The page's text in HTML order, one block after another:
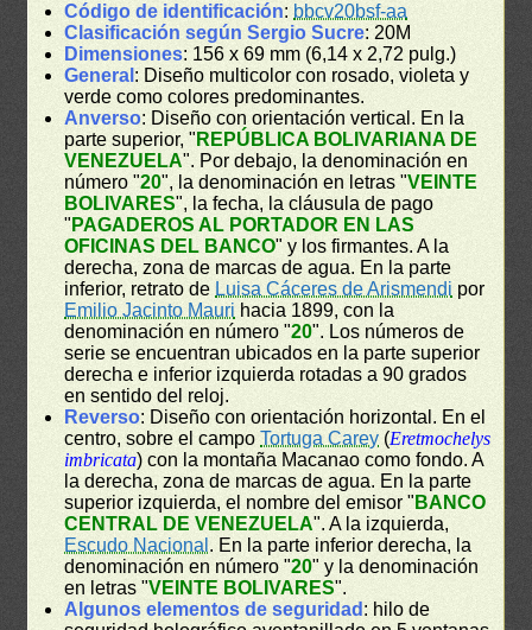
Código de identificación: bbcv20bsf-aa
Clasificación según Sergio Sucre: 20M
Dimensiones: 156 x 69 mm (6,14 x 2,72 pulg.)
General : Diseño multicolor con rosado, violeta y
verde como colores predominantes.
Anverso: Diseño con orientación vertical. En la
parte superior, " REPÚBLICA BOLIVARIANA DE
VENEZUELA". Por debajo, la denominación en
número "20", la denominación en letras "VEINTE
BOLIVARES", la fecha, la cláusula de pago
" PAGADEROS AL PORTADOR EN LAS
OFICINAS DEL BANCO" y los firmantes. A la
derecha, zona de marcas de agua. En la parte
inferior, retrato de Luisa Cáceres de Arismendi por
Emilio Jacinto Mauri hacia 1899, con la
denominación en número "20". Los números de
serie se encuentran ubicados en la parte superior
derecha e inferior izquierda rotadas a 90 grados
en sentido del reloj.
Reverso: Diseño con orientación horizontal. En el
centro, sobre el campoTortuga Carey (Eretmochelys
imbricata) con la montaña Macanao como fondo. A
la derecha, zona de marcas de agua. En la parte
superior izquierda, el nombre del emisor " BANCO
CENTRAL DE VENEZUELA". A la izquierda,
Escudo Nacional . En la parte inferior derecha, la
denominación en número "20" y la denominación
en letras "VEINTE BOLIVARES".
Algunos elementos de seguridad : hilo de